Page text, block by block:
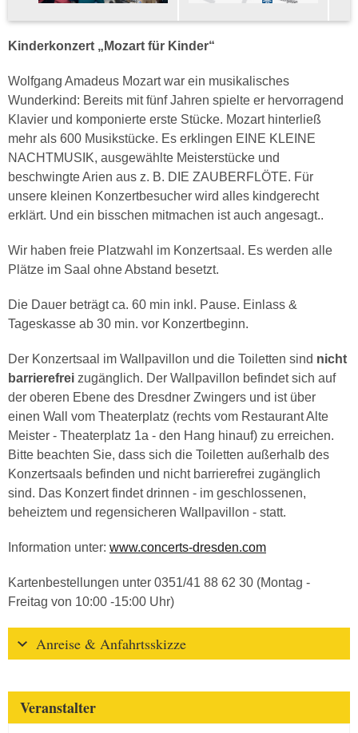
Kinderkonzert „Mozart für Kinder“
Wolfgang Amadeus Mozart war ein musikalisches
Wunderkind: Bereits mit fünf Jahren spielte er hervorragend
Klavier und komponierte erste Stücke. Mozart hinterließ
mehr als 600 Musikstücke. Es erklingen EINE KLEINE
NACHTMUSIK, ausgewählte Meisterstücke und
beschwingte Arien aus z. B. DIE ZAUBERFLÖTE. Für
unsere kleinen Konzertbesucher wird alles kindgerecht
erklärt. Und ein bisschen mitmachen ist auch angesagt..
Wir haben freie Platzwahl im Konzertsaal. Es werden alle
Plätze im Saal ohne Abstand besetzt.
Die Dauer beträgt ca. 60 min inkl. Pause. Einlass &
Tageskasse ab 30 min. vor Konzertbeginn.
Der Konzertsaal im Wallpavillon und die Toiletten sind nicht
barrierefrei zugänglich. Der Wallpavillon befindet sich auf
der oberen Ebene des Dresdner Zwingers und ist über
einen Wall vom Theaterplatz (rechts vom Restaurant Alte
Meister - Theaterplatz 1a - den Hang hinauf) zu erreichen.
Bitte beachten Sie, dass sich die Toiletten außerhalb des
Konzertsaals befinden und nicht barrierefrei zugänglich
sind. Das Konzert findet drinnen - im geschlossenen,
beheiztem und regensicheren Wallpavillon - statt.
Information unter: www.concerts-dresden.com
Kartenbestellungen unter 0351/41 88 62 30 (Montag -
Freitag von 10:00 -15:00 Uhr)
Anreise & Anfahrtsskizze
Veranstalter